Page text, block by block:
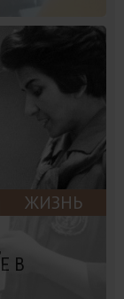
ЖИЗНЬ
В